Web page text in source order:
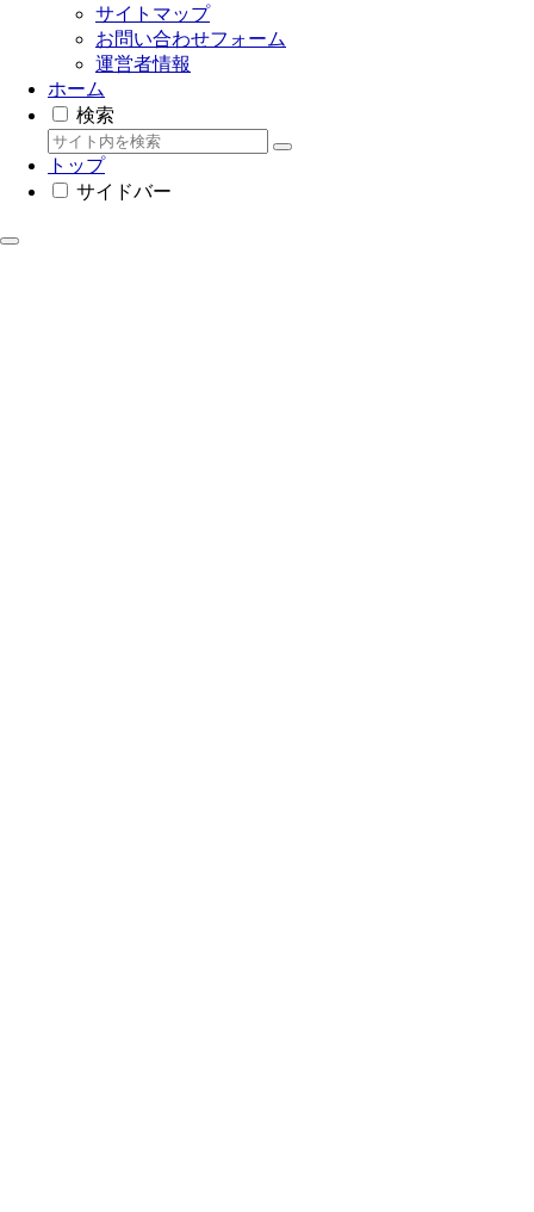
サイトマップ
お問い合わせフォーム
運営者情報
ホーム
検索
トップ
サイドバー